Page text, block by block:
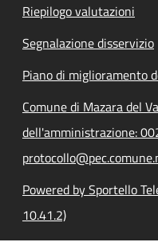
Riepilogo valutazioni
Segnalazione disservizio
Piano di miglioramento
Comune di Mazara del
dell'amministrazione:
Powered by Sportello
10.41.2)